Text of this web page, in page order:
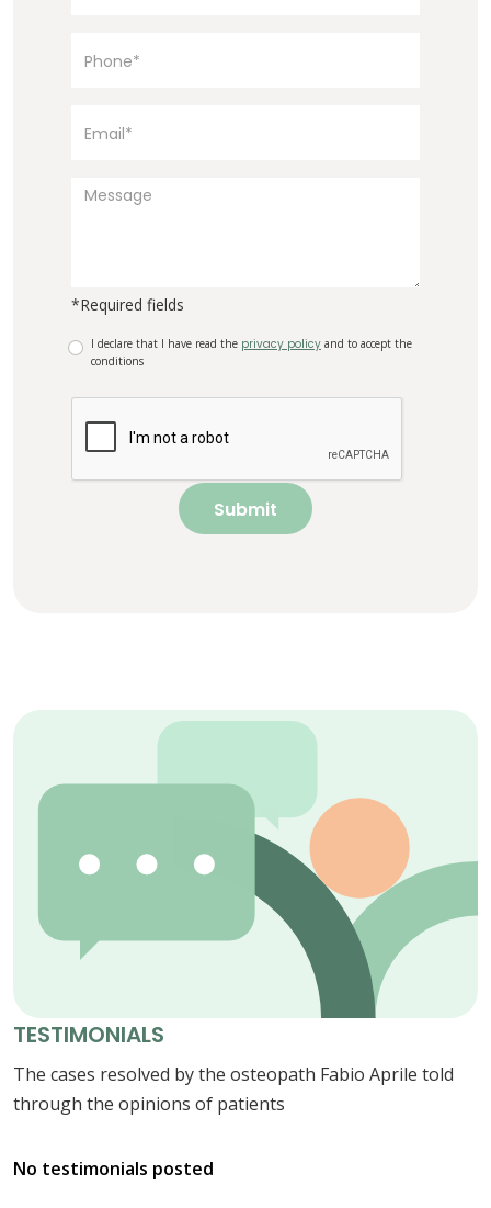
*Required fields
I declare that I have read the privacy policy and to accept the
conditions
Submit
TESTIMONIALS
The cases resolved by the osteopath Fabio Aprile told
through the opinions of patients
No testimonials posted